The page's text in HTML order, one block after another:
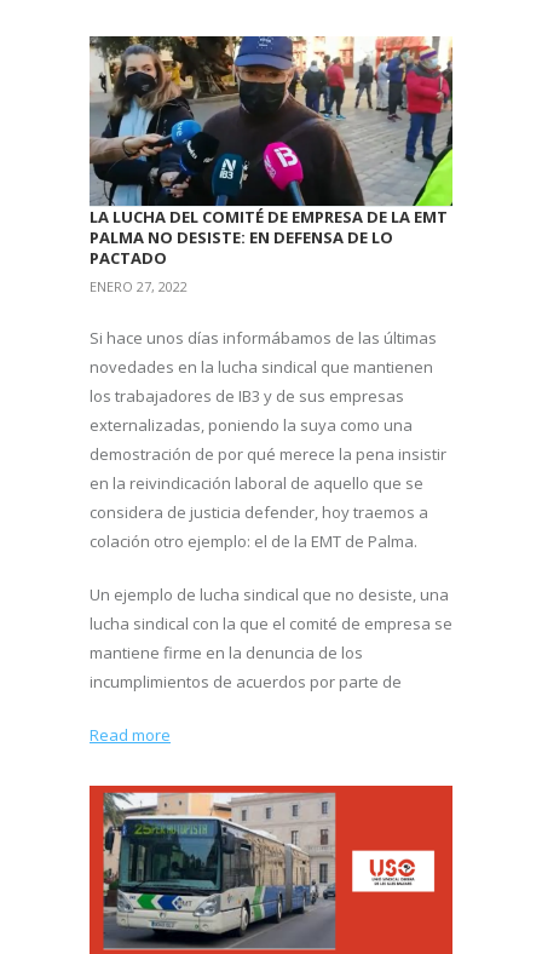
LA LUCHA DEL COMITÉ DE EMPRESA DE LA EMT
PALMA NO DESISTE: EN DEFENSA DE LO
PACTADO
ENERO 27, 2022
Si hace unos días informábamos de las últimas
novedades en la lucha sindical que mantienen
los trabajadores de IB3 y de sus empresas
externalizadas, poniendo la suya como una
demostración de por qué merece la pena insistir
en la reivindicación laboral de aquello que se
considera de justicia defender, hoy traemos a
colación otro ejemplo: el de la EMT de Palma.
Un ejemplo de lucha sindical que no desiste, una
lucha sindical con la que el comité de empresa se
mantiene firme en la denuncia de los
incumplimientos de acuerdos por parte de
Read more